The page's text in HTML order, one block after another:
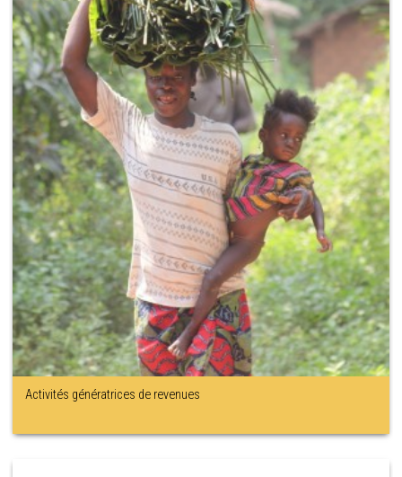
Activités génératrices de revenues